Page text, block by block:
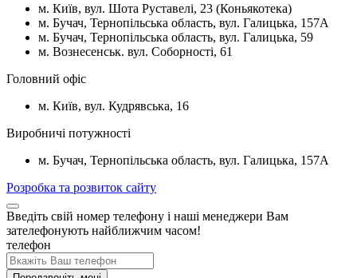
м. Київ, вул. Шота Руставелі, 23 (Коньякотека)
м. Бучач, Тернопільська область, вул. Галицька, 157А
м. Бучач, Тернопільська область, вул. Галицька, 59
м. Вознесенськ. вул. Соборності, 61
Головний офіс
м. Київ, вул. Кудрявська, 16
Виробничі потужності
м. Бучач, Тернопільська область, вул. Галицька, 157А
Розробка та розвиток сайту
Введіть свій номер телефону і наші менеджери Вам
зателефонують найближчим часом!
телефон